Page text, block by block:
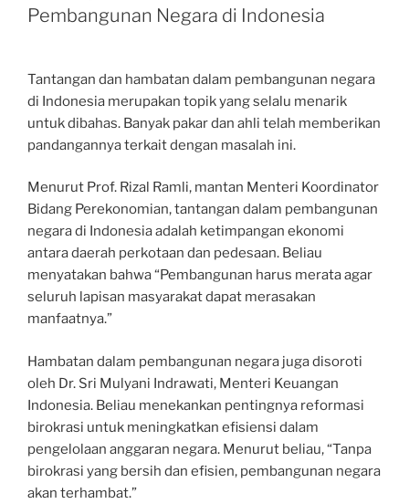
Pembangunan Negara di Indonesia
Tantangan dan hambatan dalam pembangunan negara
di Indonesia merupakan topik yang selalu menarik
untuk dibahas. Banyak pakar dan ahli telah memberikan
pandangannya terkait dengan masalah ini.
Menurut Prof. Rizal Ramli, mantan Menteri Koordinator
Bidang Perekonomian, tantangan dalam pembangunan
negara di Indonesia adalah ketimpangan ekonomi
antara daerah perkotaan dan pedesaan. Beliau
menyatakan bahwa “Pembangunan harus merata agar
seluruh lapisan masyarakat dapat merasakan
manfaatnya.”
Hambatan dalam pembangunan negara juga disoroti
oleh Dr. Sri Mulyani Indrawati, Menteri Keuangan
Indonesia. Beliau menekankan pentingnya reformasi
birokrasi untuk meningkatkan efisiensi dalam
pengelolaan anggaran negara. Menurut beliau, “Tanpa
birokrasi yang bersih dan efisien, pembangunan negara
akan terhambat.”